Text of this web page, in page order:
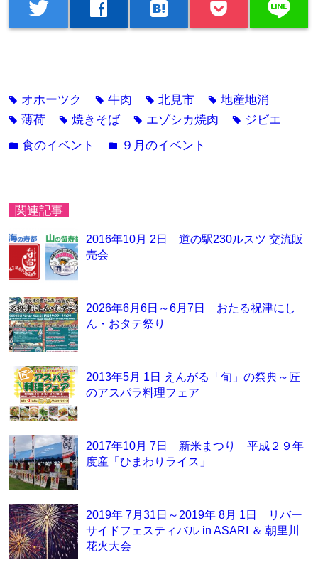
twitter facebook hatenabookmark line
tag オホーツク tag牛肉 tag北見市 tag地産地消
tag薄荷 tag焼きそば tag エゾシカ焼肉 tag ジビエ
folder食のイベント folder ９月のイベント
関連記事
2016年10月 2日 道の駅230ルスツ 交流販
売会
2026年6月6日～6月7日 おたる祝津にし
ん・おタテ祭り
2013年5月 1日 えんがる「旬」の祭典～匠
のアスパラ料理フェア
2017年10月 7日 新米まつり 平成２９年
度産「ひまわりライス」
2019年 7月31日～2019年 8月 1日 リバー
サイドフェスティバル in ASARI ＆ 朝里川
花火大会